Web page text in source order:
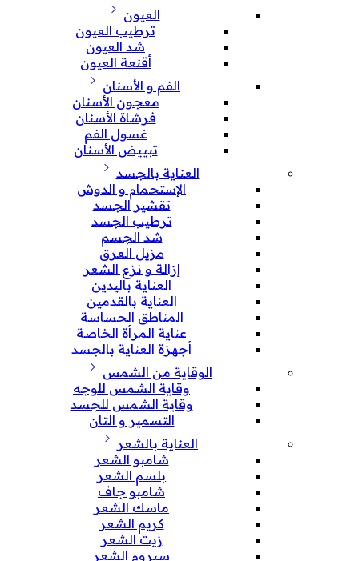
العيون
ترطيب العيون
شد العيون
أقنعة العيون
الفم و الأسنان
معجون الأسنان
فرشاة الأسنان
غسول الفم
تبييض الأسنان
العناية بالجسد
الإستحمام و الدوش
تقشير الجسد
ترطيب الجسد
شد الجسم
مزيل العرق
إزالة و نزع الشعر
العناية باليدين
العناية بالقدمين
المناطق الحساسة
عناية المرأة الخاصة
أجهزة العناية بالجسد
الوقاية من الشمس
وقاية الشمس للوجه
وقاية الشمس للجسد
التسمير و التان
العناية بالشعر
شامبو الشعر
بلسم الشعر
شامبو جاف
ماسك الشعر
كريم الشعر
زيت الشعر
سيروم الشعر